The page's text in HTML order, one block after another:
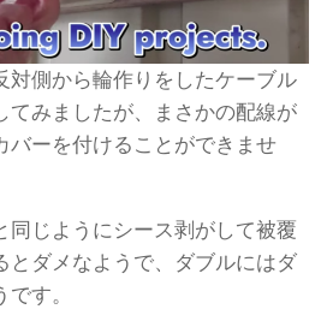
対側から輪作りをしたケーブル
てみましたが、まさかの配線が
バーを付けることができませ
同じようにシース剥がして被覆
とダメなようで、ダブルにはダ
す。